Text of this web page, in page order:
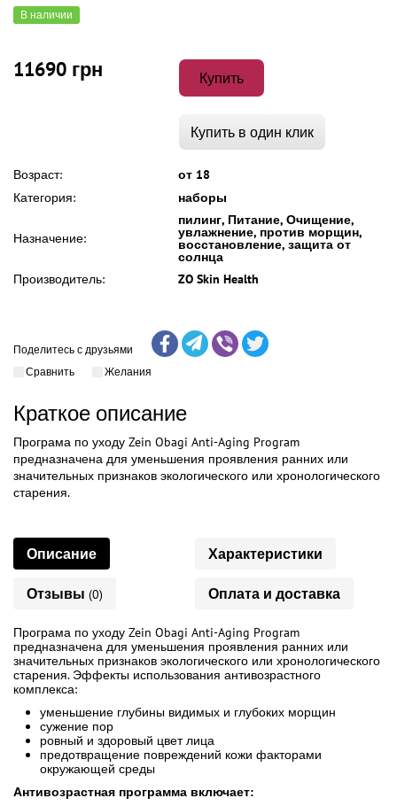
В наличии
11690 грн Купить
Купить в один клик
Возраст:
от 18
Категория:
наборы
Назначение:
пилинг, Питание, Очищение,
увлажнение, против морщин,
восстановление, защита от
солнца
Производитель:
ZO Skin Health
Поделитесь с друзьями
Сравнить
Желания
Краткое описание
Програма по уходу Zein Obagi Anti-Aging Program
предназначена для уменьшения проявления ранних или
значительных признаков экологического или хронологического
старения.
Описание Характеристики
Отзывы (0) Оплата и доставка
Програма по уходу Zein Obagi Anti-Aging Program
предназначена для уменьшения проявления ранних или
значительных признаков экологического или хронологического
старения. Эффекты использования антивозрастного
комплекса:
уменьшение глубины видимых и глубоких морщин
сужение пор
ровный и здоровый цвет лица
предотвращение повреждений кожи факторами
окружающей среды
Антивозрастная программа включает: